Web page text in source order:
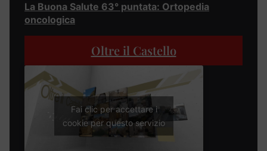
La Buona Salute 63° puntata: Ortopedia
oncologica
Oltre il Castello
Fai clic per accettare i
cookie per questo servizio